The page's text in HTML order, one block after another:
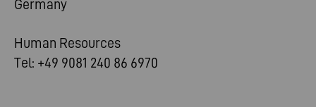
Germany
Human Resources
Tel: +49 9081 240 86 6970